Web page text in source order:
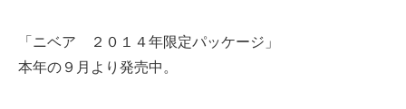
「ニベア ２０１４年限定パッケージ」
本年の９月より発売中。